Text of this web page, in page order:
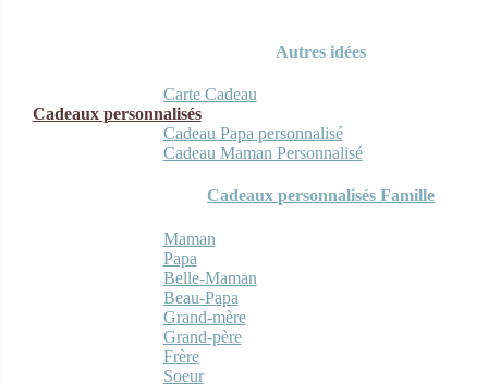
Autres idées
Carte Cadeau
Cadeaux personnalisés
Cadeau Papa personnalisé
Cadeau Maman Personnalisé
Cadeaux personnalisés Famille
Maman
Papa
Belle-Maman
Beau-Papa
Grand-mère
Grand-père
Frère
Soeur